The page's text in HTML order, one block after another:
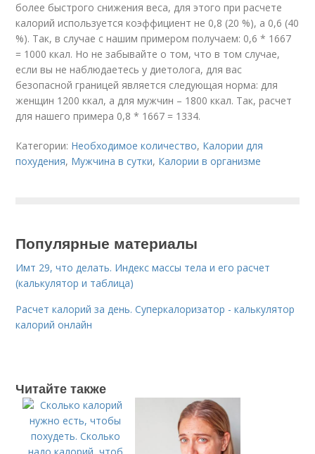
более быстрого снижения веса, для этого при расчете
калорий используется коэффициент не 0,8 (20 %), а 0,6 (40
%). Так, в случае с нашим примером получаем: 0,6 * 1667
= 1000 ккал. Но не забывайте о том, что в том случае,
если вы не наблюдаетесь у диетолога, для вас
безопасной границей является следующая норма: для
женщин 1200 ккал, а для мужчин – 1800 ккал. Так, расчет
для нашего примера 0,8 * 1667 = 1334.
Категории: Необходимое количество, Калории для
похудения, Мужчина в сутки, Калории в организме
Популярные материалы
Имт 29, что делать. Индекс массы тела и его расчет
(калькулятор и таблица)
Расчет калорий за день. Суперкалоризатор - калькулятор
калорий онлайн
Читайте также